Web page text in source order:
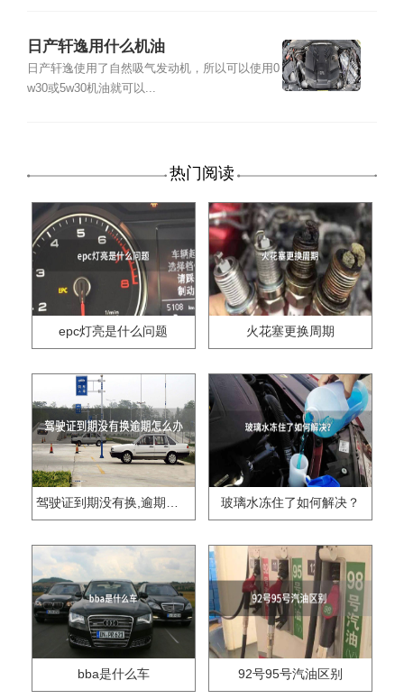
日产轩逸用什么机油
日产轩逸使用了自然吸气发动机，所以可以使用0
w30或5w30机油就可以...
热门阅读
epc灯亮是什么问题 火花塞更换周期
驾驶证到期没有换,逾期怎么办?? 玻璃水冻住了如何解决？
bba是什么车 92号95号汽油区别